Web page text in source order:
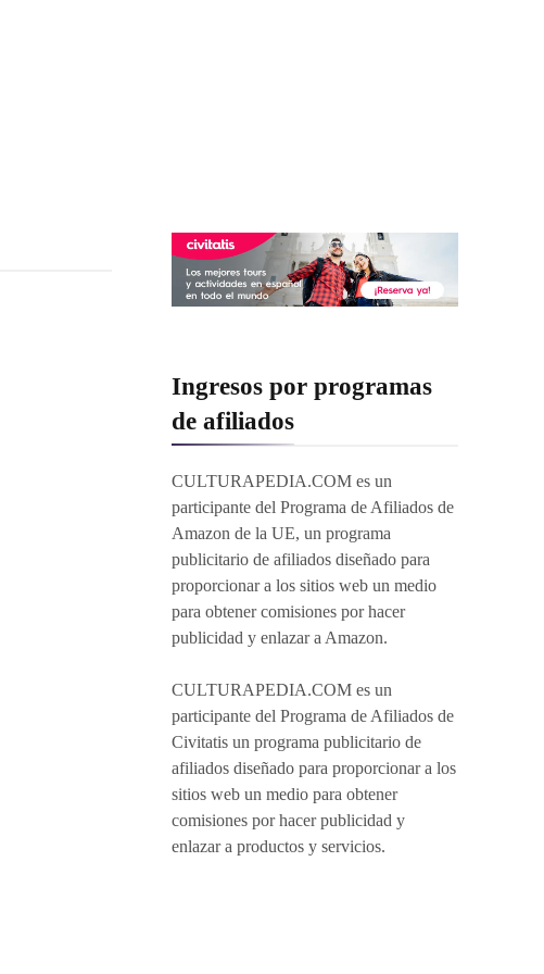
Ingresos por programas
de afiliados
CULTURAPEDIA.COM es un
participante del Programa de Afiliados de
Amazon de la UE, un programa
publicitario de afiliados diseñado para
proporcionar a los sitios web un medio
para obtener comisiones por hacer
publicidad y enlazar a Amazon.
CULTURAPEDIA.COM es un
participante del Programa de Afiliados de
Civitatis un programa publicitario de
afiliados diseñado para proporcionar a los
sitios web un medio para obtener
comisiones por hacer publicidad y
enlazar a productos y servicios.